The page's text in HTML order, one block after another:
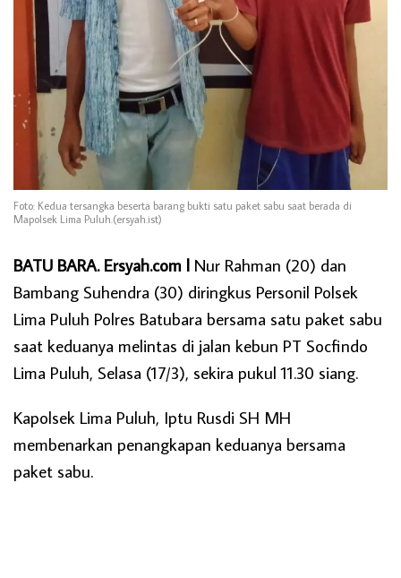
Foto: Kedua tersangka beserta barang bukti satu paket sabu saat berada di
Mapolsek Lima Puluh.(ersyah.ist)
BATU BARA. Ersyah.com l Nur Rahman (20) dan
Bambang Suhendra (30) diringkus Personil Polsek
Lima Puluh Polres Batubara bersama satu paket sabu
saat keduanya melintas di jalan kebun PT Socfindo
Lima Puluh, Selasa (17/3), sekira pukul 11.30 siang.
Kapolsek Lima Puluh, Iptu Rusdi SH MH
membenarkan penangkapan keduanya bersama
paket sabu.